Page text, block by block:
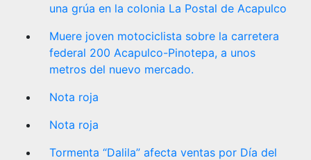
una grúa en la colonia La Postal de Acapulco
Muere joven motociclista sobre la carretera
federal 200 Acapulco-Pinotepa, a unos
metros del nuevo mercado.
Nota roja
Nota roja
Tormenta “Dalila” afecta ventas por Día del